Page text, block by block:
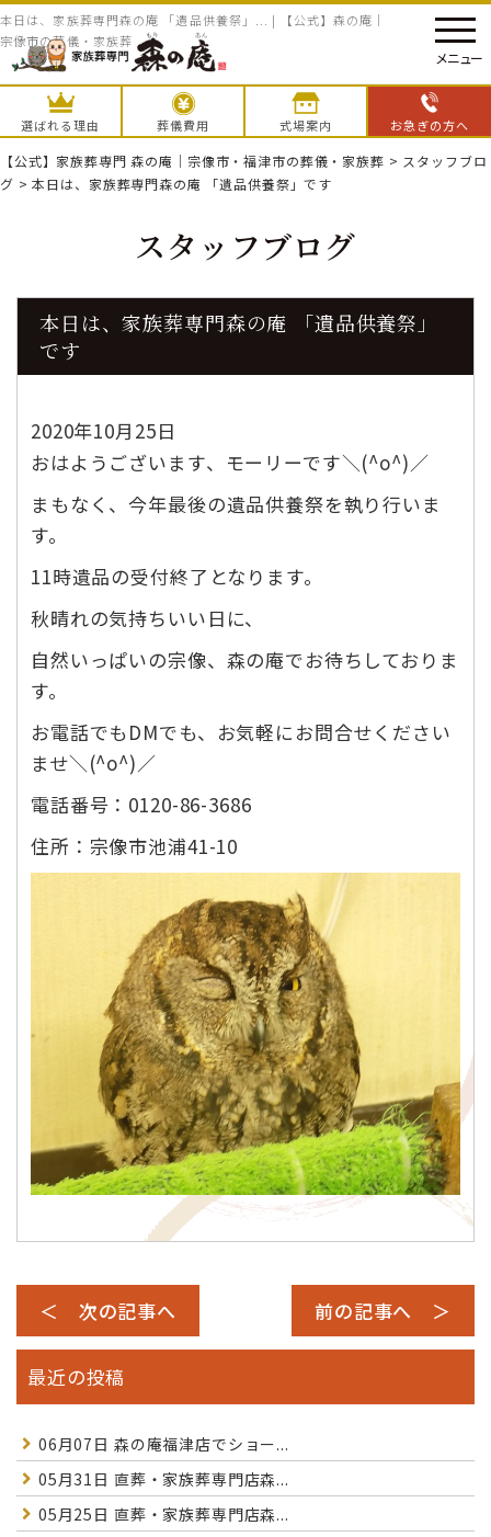
本日は、家族葬専門森の庵 「遺品供養祭」... | 【公式】森の庵｜
宗像市の葬儀・家族葬
選ばれる理由 葬儀費用 式場案内 お急ぎの方へ
メニュー
【公式】家族葬専門 森の庵｜宗像市・福津市の葬儀・家族葬 > スタッフブロ
グ >本日は、家族葬専門森の庵 「遺品供養祭」です
スタッフブログ
本日は、家族葬専門森の庵 「遺品供養祭」
です
2020年10月25日
おはようございます、モーリーです＼(^o^)／
まもなく、今年最後の遺品供養祭を執り行いま
す。
11時遺品の受付終了となります。
秋晴れの気持ちいい日に、
自然いっぱいの宗像、森の庵でお待ちしておりま
す。
お電話でもDMでも、お気軽にお問合せください
ませ＼(^o^)／
電話番号：0120-86-3686
住所：宗像市池浦41-10
＜ 次の記事へ 前の記事へ ＞
最近の投稿
06月07日 森の庵福津店でショー...
05月31日 直葬・家族葬専門店森...
05月25日 直葬・家族葬専門店森...